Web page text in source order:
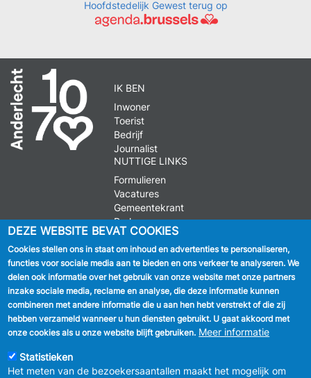
Hoofdstedelijk Gewest terug op
IK BEN
Inwoner
Toerist
Bedrijf
Journalist
NUTTIGE LINKS
Formulieren
Vacatures
Gemeentekrant
Parkeren
VOLG ONS
Facebook
Linkedin
Instagram
DEZE WEBSITE BEVAT COOKIES
Cookies stellen ons in staat om inhoud en advertenties te personaliseren,
functies voor sociale media aan te bieden en ons verkeer te analyseren. We
delen ook informatie over het gebruik van onze website met onze partners
inzake sociale media, reclame en analyse, die deze informatie kunnen
combineren met andere informatie die u aan hen hebt verstrekt of die zij
hebben verzameld wanneer u hun diensten gebruikt. U gaat akkoord met
onze cookies als u onze website blijft gebruiken. Meer informatie
Statistieken
Het meten van de bezoekersaantallen maakt het mogelijk om